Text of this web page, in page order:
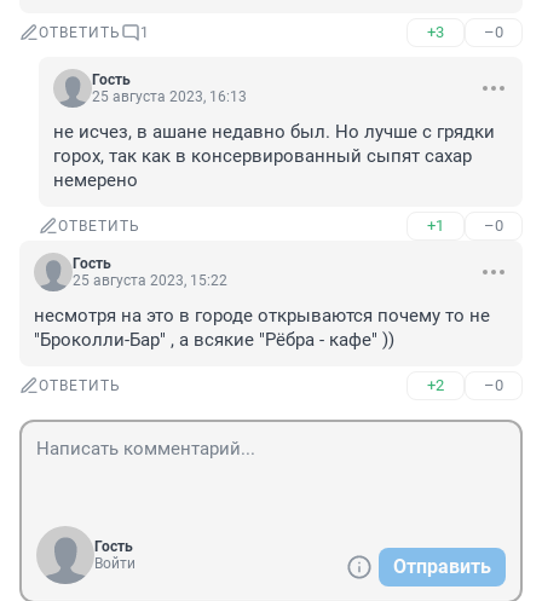
ОТВЕТИТЬ 1 +3 –0
Гость
25 августа 2023, 16:13
не исчез, в ашане недавно был. Но лучше с грядки
горох, так как в консервированный сыпят сахар
немерено
ОТВЕТИТЬ +1 –0
Гость
25 августа 2023, 15:22
несмотря на это в городе открываются почему то не
"Броколли-Бар" , а всякие "Рёбра - кафе" ))
ОТВЕТИТЬ +2 –0
Гость
Войти
Отправить